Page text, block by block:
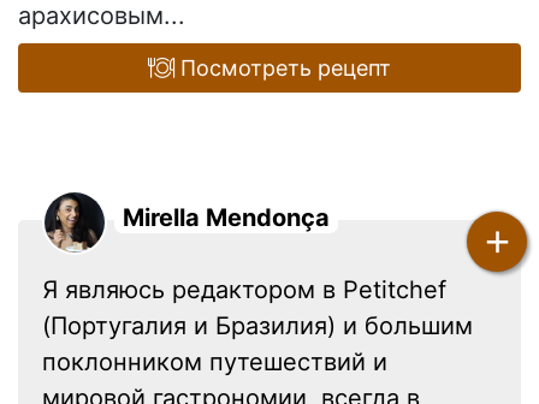
арахисовым...
Посмотреть рецепт
Mirella Mendonça
Я являюсь редактором в Petitchef
(Португалия и Бразилия) и большим
поклонником путешествий и
мировой гастрономии, всегда в
+